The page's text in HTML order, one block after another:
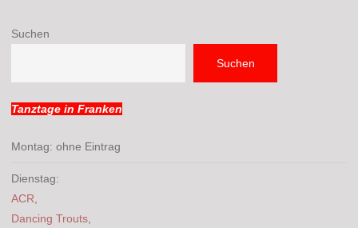
Suchen
Suchen
Tanztage in Franken
Montag: ohne Eintrag
Dienstag:
ACR,
Dancing Trouts,